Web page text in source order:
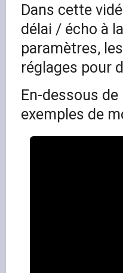
Dans cette
délai / écho à
paramètres,
réglages pour
En-dessous
exemples de